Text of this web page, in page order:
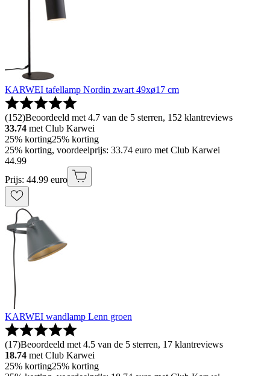
KARWEI tafellamp Nordin zwart 49xø17 cm
(152)Beoordeeld met 4.7 van de 5 sterren, 152 klantreviews
33.74 met Club Karwei
25% korting25% korting
25% korting, voordeelprijs: 33.74 euro met Club Karwei
44.99
Prijs: 44.99 euro
KARWEI wandlamp Lenn groen
(17)Beoordeeld met 4.5 van de 5 sterren, 17 klantreviews
18.74 met Club Karwei
25% korting25% korting